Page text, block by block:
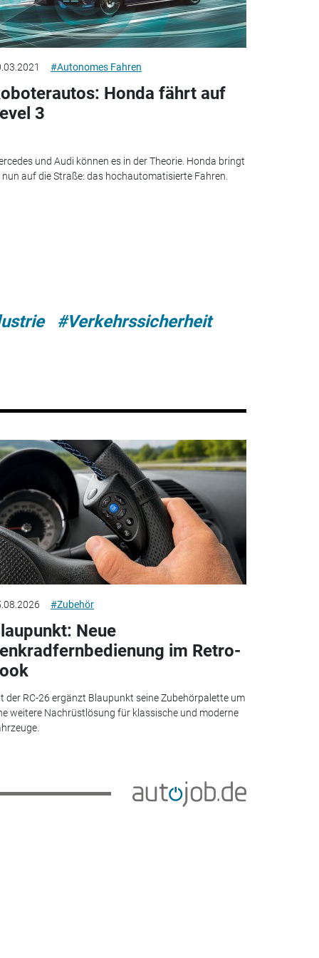
#Autonomes Fahren
Honda fährt auf
3
und Audi können es in der Theorie. Honda bringt
nun auf die Straße: das hochautomatisierte Fahren.
#Verkehrssicherheit
#Zubehör
Neue
im Retro-
der RC-26 ergänzt Blaupunkt seine Zubehörpalette um
weitere Nachrüstlösung für klassische und moderne